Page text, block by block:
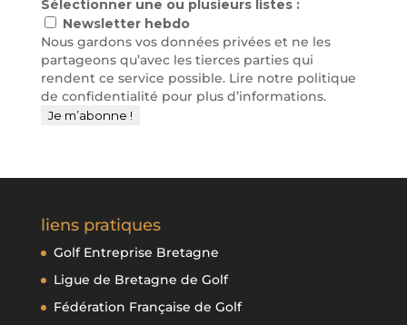
Sélectionner une ou plusieurs listes :
Newsletter hebdo
Nous gardons vos données privées et ne les
partageons qu’avec les tierces parties qui
rendent ce service possible. Lire notre politique
de confidentialité pour plus d’informations.
liens pratiques
Golf Entreprise Bretagne
Ligue de Bretagne de Golf
Fédération Française de Golf